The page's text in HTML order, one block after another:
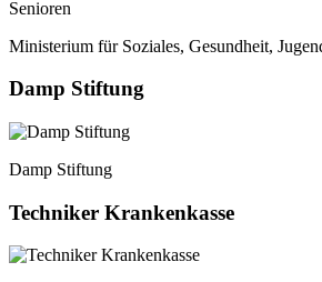
Ministerium für Soziales, Gesundheit,
Damp Stiftung
Damp Stiftung
Techniker Krankenkasse